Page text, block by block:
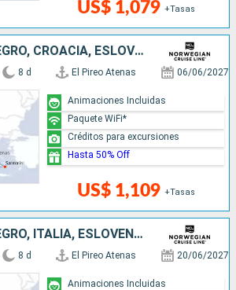
US$ 1,079 +Tasas
GRECIA, MONTENEGRO, CROACIA, ESLOVENIA, ITALIA
8 d El Pireo Atenas 06/06/2027
US$ 1,109 +Tasas
Animaciones Incluidas
Paquete WiFi*
Créditos para excursiones
Hasta 50% Off
GRECIA, MONTENEGRO, ITALIA, ESLOVENIA
8 d El Pireo Atenas 20/06/2027
Animaciones Incluidas